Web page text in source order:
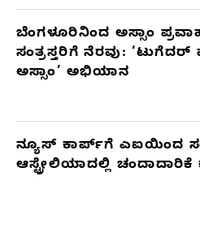
ಬೆಂಗಳೂರಿನಿಂದ ಅಸ್ಸಾಂ
ಸಂತ್ರಸ್ತರಿಗೆ ನೆರವು:
ಅಸ್ಸಾಂ’ ಅಭಿಯಾನ
ನ್ಯೂಸ್ ಕಾರ್ಪ್‌ಗೆ ಎಐಯಿಂದ
ಆಸ್ಟ್ರೇಲಿಯಾದಲ್ಲಿ ಚಂದಾದಾರಿಕೆ